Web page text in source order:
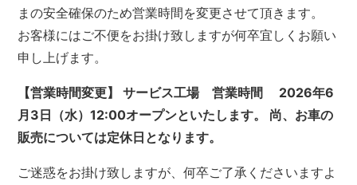
まの安全確保のため営業時間を変更させて頂きます。
お客様にはご不便をお掛け致しますが何卒宜しくお願い
申し上げます。
【営業時間変更】 サービス工場 営業時間
2026年6
月3日（水）12:00オープンといたします。
尚、お車の
販売については定休日となります。
ご迷惑をお掛け致しますが、何卒ご了承くださいますよ